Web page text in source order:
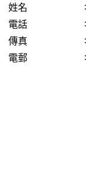
姓名 :
電話
:
傳真
:
電郵
: